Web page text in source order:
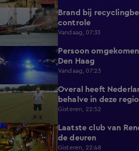
0:36
Brand bij
controle
Vandaag, 07:33
Persoon
Den Haag
Vandaag, 07:23
1:54
Overal heeft
behalve in deze regio
Gisteren, 22:52
2:08
Laatste club van
de deuren
Gisteren, 22:48